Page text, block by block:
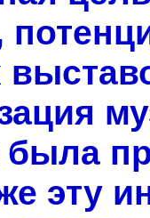
эту